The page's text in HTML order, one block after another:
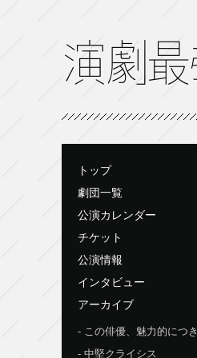
トップ
劇団一覧
公演カレンダー
チケット
公演情報
インタビュー
アーカイブ
この俳優、魅力的につき
中堅クライシス